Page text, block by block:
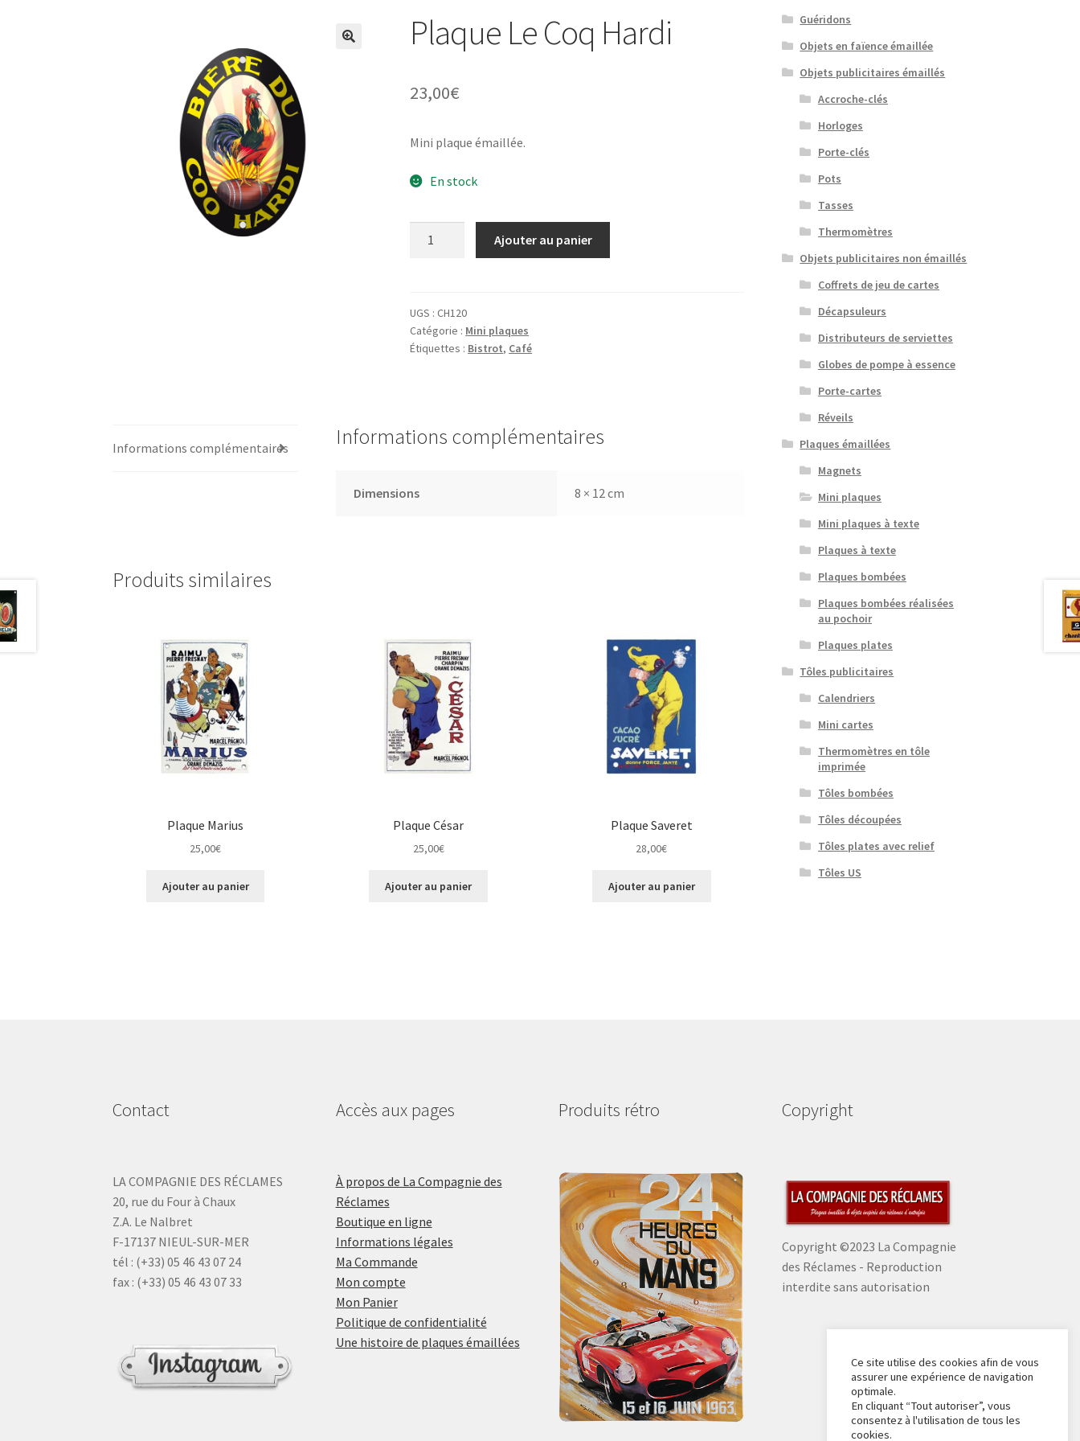
Plaque Le Coq Hardi
23,00€
Mini plaque émaillée.
En stock
Coq
Hardi
Ajouter au panier
UGS :CH120
Catégorie : Mini plaques
Étiquettes : Bistrot, Café
Informations complémentaires Informations complémentaires
Dimensions 8 × 12 cm
Produits similaires
Plaque Marius
25,00€
Ajouter au panier
Plaque César
25,00€
Ajouter au panier
Plaque Saveret
28,00€
Ajouter au panier
Guéridons
Objets en faïence émaillée
Objets publicitaires émaillés
Accroche-clés
Horloges
Porte-clés
Pots
Tasses
Thermomètres
Objets publicitaires non émaillés
Coffrets de jeu de cartes
Décapsuleurs
Distributeurs de serviettes
Globes de pompe à essence
Porte-cartes
Réveils
Plaques émaillées
Magnets
Mini plaques
Mini plaques à texte
Plaques à texte
Plaques bombées
Plaques bombées réalisées
au pochoir
Plaques plates
Tôles publicitaires
Calendriers
Mini cartes
Thermomètres en tôle
imprimée
Tôles bombées
Tôles découpées
Tôles plates avec relief
Tôles US
Contact
LA COMPAGNIE DES RÉCLAMES
20, rue du Four à Chaux
Z.A. Le Nalbret
F-17137 NIEUL-SUR-MER
tél : (+33) 05 46 43 07 24
fax : (+33) 05 46 43 07 33
Accès aux pages
À propos de La Compagnie des
Réclames
Boutique en ligne
Informations légales
Ma Commande
Mon compte
Mon Panier
Politique de confidentialité
Une histoire de plaques émaillées
Produits rétro Copyright
Copyright ©2023 La Compagnie
des Réclames - Reproduction
interdite sans autorisation
Ce site utilise des cookies afin de vous
assurer une expérience de navigation
optimale.
En cliquant “Tout autoriser”, vous
consentez à l'utilisation de tous les
cookies.